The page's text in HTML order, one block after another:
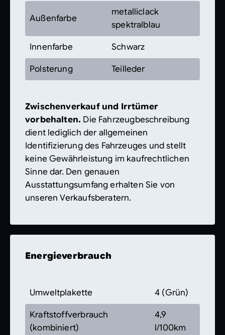
Außenfarbe
metalliclack
spektralblau
Innenfarbe Schwarz
Polsterung Teilleder
Zwischenverkauf und Irrtümer
vorbehalten. Die Fahrzeugbeschreibung
dient lediglich der allgemeinen
Identifizierung des Fahrzeuges und stellt
keine Gewährleistung im kaufrechtlichen
Sinne dar. Den genauen
Ausstattungsumfang erhalten Sie von
unseren Verkaufsberatern.
Energieverbrauch
Umweltplakette 4 (Grün)
Kraftstoffverbrauch
(kombiniert)
4,9
l/100km